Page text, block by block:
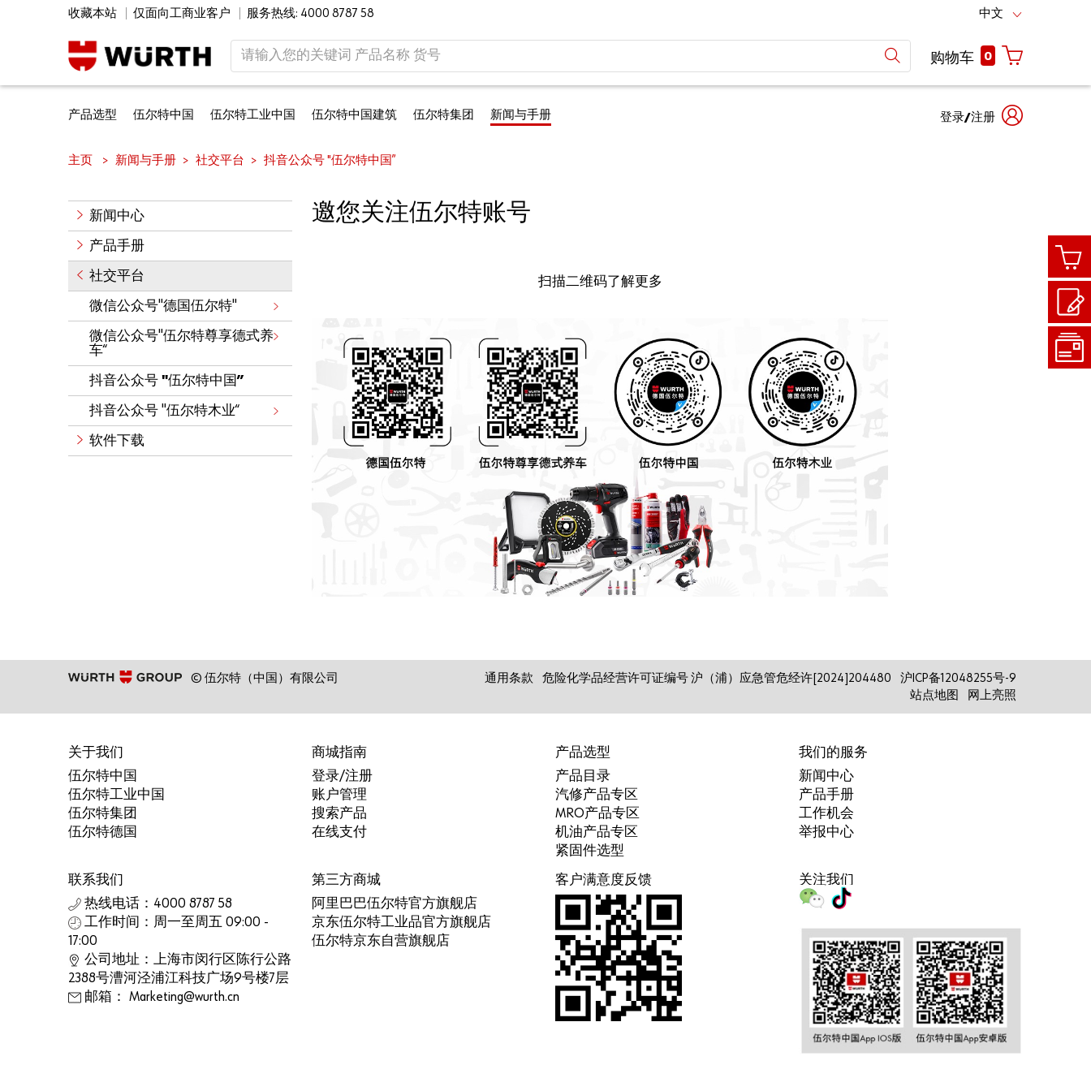
收藏本站 仅面向工商业客户 服务热线: 4000 8787 58 中文
购物车 0
产品选型 伍尔特中国 伍尔特工业中国 伍尔特中国建筑 伍尔特集团 新闻与手册 登录/注册
向工
商业
客户
销售
立即注
册
主页 新闻与手册 社交平台 抖音公众号 "伍尔特中国”
新闻中心
产品手册
社交平台
微信公众号"德国伍尔特"
微信公众号"伍尔特尊享德式养
车“
抖音公众号 "伍尔特中国”
抖音公众号 "伍尔特木业“
软件下载
邀您关注伍尔特账号
扫描二维码了解更多
© 伍尔特（中国）有限公司 通用条款 危险化学品经营许可证编号 沪（浦）应急管危经许[2024]204480
沪ICP备12048255号-9
站点地图
网上亮照
关于我们
伍尔特中国
伍尔特工业中国
伍尔特集团
伍尔特德国
商城指南
登录/注册
账户管理
搜索产品
在线支付
产品选型
产品目录
汽修产品专区
MRO产品专区
机油产品专区
紧固件选型
我们的服务
新闻中心
产品手册
工作机会
举报中心
联系我们
热线电话：4000 8787 58
工作时间：周一至周五 09:00 -
17:00
公司地址：上海市闵行区陈行公路
2388号漕河泾浦江科技广场9号楼7层
邮箱： Marketing@wurth.cn
第三方商城
阿里巴巴伍尔特官方旗舰店
京东伍尔特工业品官方旗舰店
伍尔特京东自营旗舰店
客户满意度反馈 关注我们